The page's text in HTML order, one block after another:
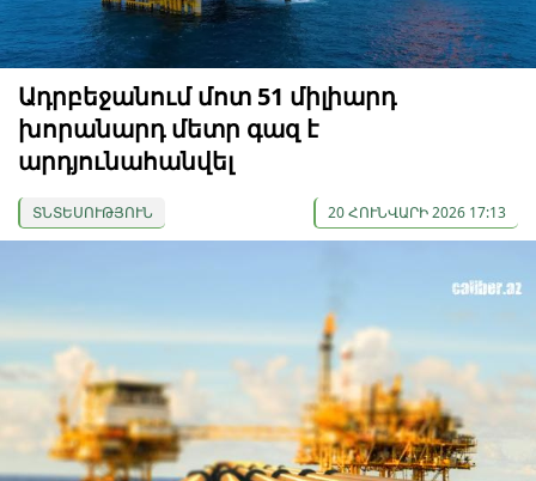
Ադրբեջանում մոտ 51 միլիարդ
խորանարդ մետր գազ է
արդյունահանվել
ՏՆՏԵՍՈՒԹՅՈՒՆ 20 ՀՈՒՆՎԱՐԻ 2026 17:13